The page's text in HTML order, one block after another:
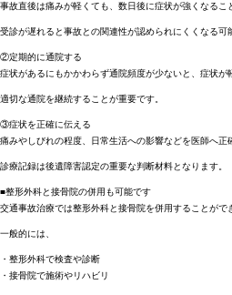
事故直後は痛みが軽くても、数日後に症状が強くなるこ
受診が遅れると事故との関連性が認められにくくなる可
②定期的に通院する
症状があるにもかかわらず通院頻度が少ないと、症状が
適切な通院を継続することが重要です。
③症状を正確に伝える
痛みやしびれの程度、日常生活への影響などを医師へ正
診療記録は後遺障害認定の重要な判断材料となります。
■整形外科と接骨院の併用も可能です
交通事故治療では整形外科と接骨院を併用することがで
一般的には、
・整形外科で検査や診断
・接骨院で施術やリハビリ